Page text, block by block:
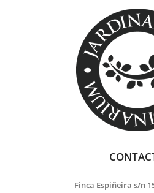
Finca Espiñeira s/n